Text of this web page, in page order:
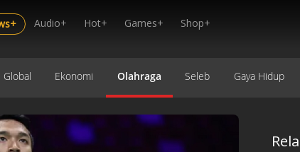
Audio+ Hot+ Games+ Shop+
Global Ekonomi Olahraga Seleb Gaya Hidup